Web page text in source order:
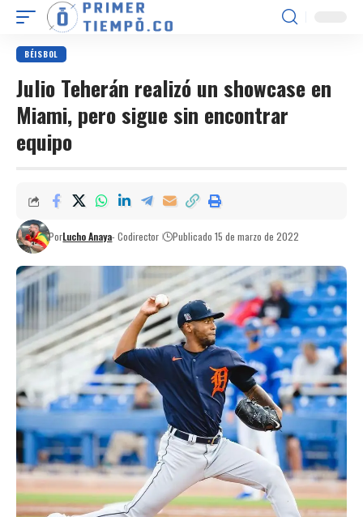
BÉISBOL
Julio Teherán realizó un showcase en
Miami, pero sigue sin encontrar
equipo
PorLucho Anaya- Codirector Publicado 15 de marzo de 2022